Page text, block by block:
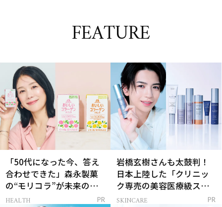
FEATURE
「50代になった今、答え
合わせできた」森永製菓
の“モリコラ”が未来のキ
レイを連れてくる！
HEALTH PR
岩橋玄樹さんも太鼓判！
日本上陸した「クリニッ
ク専売の美容医療級スキ
ンケア」
SKINCARE PR